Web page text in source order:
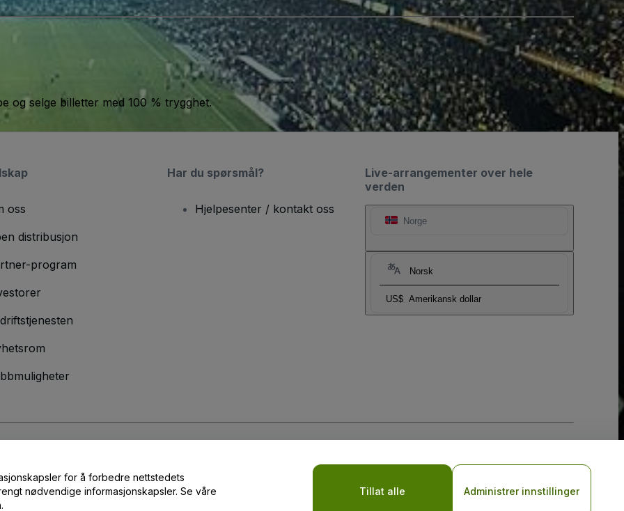
og selge billetter med 100 % trygghet.
Live-arrangementer over hele
verden
Norge
Norsk
US$ Amerikansk dollar
oss
distribusjon
program
Har du spørsmål?
Hjelpesenter / kontakt oss
Retningslinjer for informasjonskapslerogRetningslinjer for personvern for mobil
for å forbedre nettstedets
nødvendige informasjonskapsler. Se våre
Tillat alle Administrer innstillinger